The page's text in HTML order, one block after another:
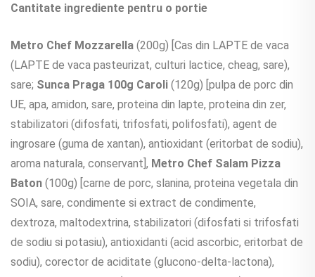
Cantitate ingrediente pentru o portie
Metro Chef Mozzarella (200g) [Cas din LAPTE de vaca
(LAPTE de vaca pasteurizat, culturi lactice, cheag, sare),
sare; Sunca Praga 100g Caroli (120g) [pulpa de porc din
UE, apa, amidon, sare, proteina din lapte, proteina din zer,
stabilizatori (difosfati, trifosfati, polifosfati), agent de
ingrosare (guma de xantan), antioxidant (eritorbat de sodiu),
aroma naturala, conservant], Metro Chef Salam Pizza
Baton (100g) [carne de porc, slanina, proteina vegetala din
SOIA, sare, condimente si extract de condimente,
dextroza, maltodextrina, stabilizatori (difosfati si trifosfati
de sodiu si potasiu), antioxidanti (acid ascorbic, eritorbat de
sodiu), corector de aciditate (glucono-delta-lactona),